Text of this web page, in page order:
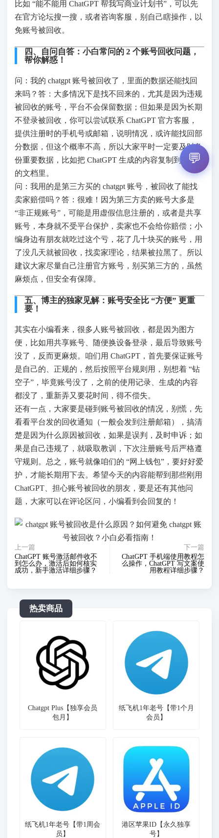
比如 “能不能用 ChatGPT 帮我写商业计划书”，可以先
在官方论坛搜一搜，或者咨询客服，别自己瞎操作，以
免账号被回收。
四、自问自答：小白常问的 2 个账号回收问题，
帮你解惑！
问：我的 chatgpt 账号被回收了，里面的数据还能找回
来吗？答：大多情况下是找不回来的，尤其是因为违规
被回收的账号，平台不会保留数据；但如果是因为长期
不登录被回收，你可以尝试联系 ChatGPT 官方客服，
提供注册时的手机号或邮箱，说明情况，或许能找回部
分数据，但这个概率不高，所以大家平时一定要及时备
份重要数据，比如把 ChatGPT 生成的内容复制到自己
的文档里。
问：我用的是第三方买的 chatgpt 账号，被回收了能找
卖家赔偿吗？答：很难！因为第三方卖的账号大多是
“非正规账号”，可能是用虚假信息注册的，或者是共享
账号，本身就不受平台保护，卖家也不会给你赔偿；小
编身边有朋友就吃过这个亏，花了几十块买的账号，用
了没几天就被回收，找卖家理论，结果被拉黑了。所以
建议大家尽量自己注册官方账号，别买第三方的，虽然
麻烦点，但安全有保障。
五、博主的独家见解：账号安全比 “方便” 更重
要！
其实在小编看来，很多人账号被回收，都是因为图方
便，比如用共享账号、随便换设备登录，最后导致账号
没了，反而更麻烦。咱们用 ChatGPT，首先要保证账号
是自己的、正规的，然后按照平台规则用，别想着 “钻
空子”，毕竟账号没了，之前的使用记录、生成的内容
都没了，重新弄又要花时间，得不偿失。
还有一点，大家要是碰到账号被回收的情况，别慌，先
看看平台发的回收通知（一般会发到注册邮箱），搞清
楚是因为什么原因被回收，如果是误判，及时申诉；如
果是自己违规了，就吸取教训，下次注册账号后严格遵
守规则。总之，账号就像咱们的 “网上钱包”，要好好爱
护，才能长期用下去。希望今天的内容能帮到那些刚用
ChatGPT、担心账号被回收的朋友，要是还有其他问
题，大家可以在评论区问，小编看到会回复的！
上一篇
ChatGPT 账号激活邮件收不
到怎么办，激活后如何核实
成功，新手激活详细步骤？
下一篇
ChatGPT 手机端使用教程怎
么操作，ChatGPT 写文案使
用教程详细步骤？
热卖商品
Chatgpt Plus【独享会员
包月】
纸飞机1年老号【带1个月
会员】
纸飞机1年老号【带1周会
员】
港区苹果ID【永久独享
号】
💬